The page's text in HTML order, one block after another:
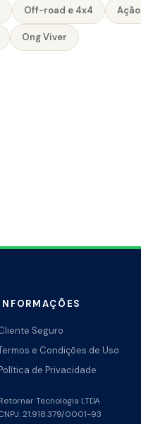
Off-road e 4x4 Ação
Ong Viver
Seguro
e Condições de Uso
de Privacidade
Tecnologia LTDA
21.918.379/0001-93